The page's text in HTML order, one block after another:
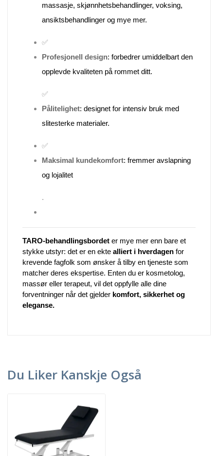
massasje, skjønnhetsbehandlinger, voksing,
ansiktsbehandlinger og mye mer.
✅
Profesjonell design: forbedrer umiddelbart den
opplevde kvaliteten på rommet ditt.
✅
Pålitelighet: designet for intensiv bruk med
slitesterke materialer.
✅
Maksimal kundekomfort: fremmer avslapning
og lojalitet
.
TARO-behandlingsbordet er mye mer enn bare et
stykke utstyr: det er en ekte alliert i hverdagen for
krevende fagfolk som ønsker å tilby en tjeneste som
matcher deres ekspertise. Enten du er kosmetolog,
massør eller terapeut, vil det oppfylle alle dine
forventninger når det gjelder komfort, sikkerhet og
eleganse.
Du Liker Kanskje Også